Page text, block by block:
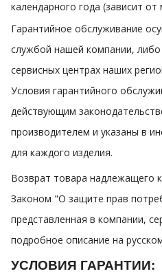
календарного года (зависит от
Гарантийное обслуживание
службой нашей компании,
сервисных центрах наших
Условия гарантийного
действующим
производителем и указаны в
для каждого изделия.
Возврат товара надлежащего
Законом "О защите прав
представленная в компании,
подробное описание на
УСЛОВИЯ ГАРАНТИИ: